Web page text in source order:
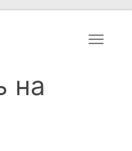
Toggle
на